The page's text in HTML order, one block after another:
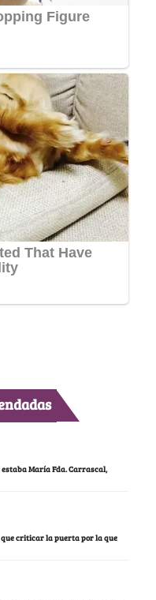
María Fda. Carrascal,
que criticar la puerta por la que